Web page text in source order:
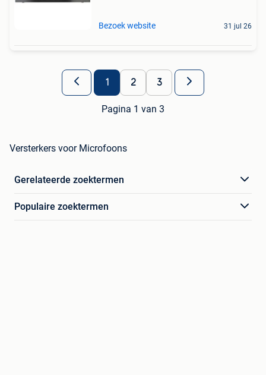
Bezoek website 31 jul 26
1 2 3
Pagina 1 van 3
Versterkers voor Microfoons
Gerelateerde zoektermen
Populaire zoektermen